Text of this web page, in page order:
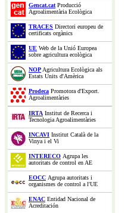
Gencat.catProducció
Agroalimentària Ecològica
TRACES Directori europeu de
certificats orgànics
UE Web de la Unió Europea
sobre agricultura ecològica
NOPAgricultura Ecològica als
Estats Units d'Amèrica
Prodeca Promotora d'Export.
Agroalimentàries
IRTA Institut de Recerca i
Tecnologia Agroalimentàries
INCAVI Institut Català de la
Vinya i el Vi
INTERECO Agrupa les
autoritats de control en AE
EOCC Agrupa autoritats i
organismes de control a l'UE
ENAC Entidad Nacional de
Acreditación